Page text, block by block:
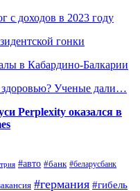
с доходов в 2023 году
гонки
в Кабардино-Балкарии
здоровью? Ученые дали…
Perplexity оказался в
#авто #банк #беларусбанк
#германия #гибель